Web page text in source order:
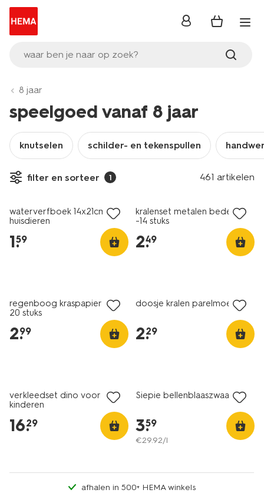
waar ben je naar op zoek?
inloggen
8 jaar
speelgoed vanaf 8 jaar
knutselen schilder- en tekenspullen
filter en sorteer 1 461 artikelen
waterverfboek 14x21cm
huisdieren
1.
59
kralenset metalen bedeltjes
-14 stuks
2.
49
regenboog kraspapier A5 -
20 stuks
2.
99
doosje kralen parelmoer
2.
29
verkleedset dino voor
kinderen
16.
29
Siepie bellenblaaszwaard
3.
59
€29.92/l
afhalen in 500+ HEMA winkels